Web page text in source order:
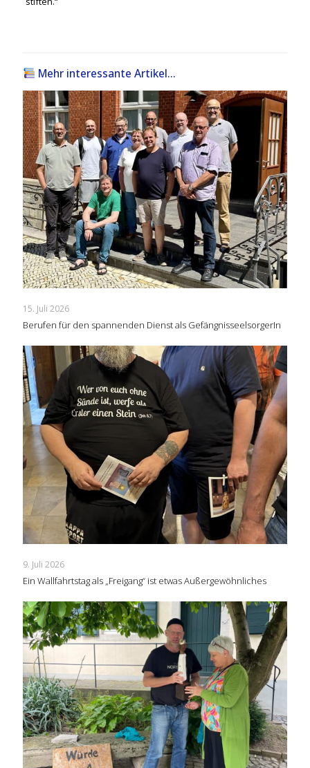
Mehr interessante Artikel...
15. Juli 2026
Berufen für den spannenden Dienst als GefängnisseelsorgerIn
9. Juli 2026
Ein Wallfahrtstag als „Freigang“ ist etwas Außergewöhnliches